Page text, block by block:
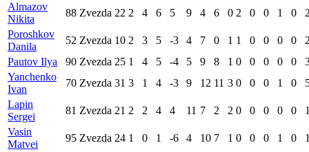
Almazov
Nikita
88 Zvezda 22 2 4 6 5 9 4 6 0 2 0 0 1 0
Poroshkov
Danila
52 Zvezda 10 2 3 5 -3 4 7 0 1 1 0 0 0 0
Pautov Ilya
90 Zvezda 25 1 4 5 -4 5 9 8 1 0 0 0 0 0
Yanchenko
Ivan
70 Zvezda 31 3 1 4 -3 9 12 11 3 0 0 0 1 0
Lapin
Sergei
81 Zvezda 21 2 2 4 4 11 7 2 2 0 0 0 0 0
Vasin
Matvei
95 Zvezda 24 1 0 1 -6 4 10 7 1 0 0 0 1 0